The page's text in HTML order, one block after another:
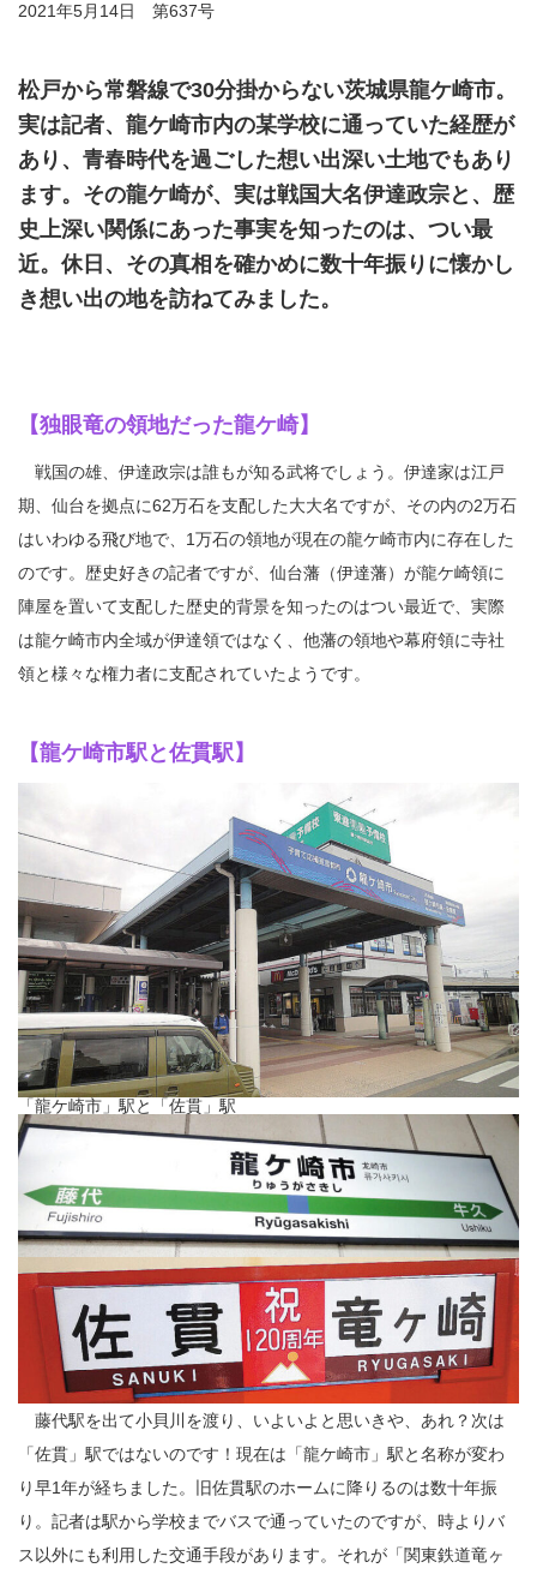
2021年5月14日 第637号
松戸から常磐線で30分掛からない茨城県龍ケ崎市。
実は記者、龍ケ崎市内の某学校に通っていた経歴が
あり、青春時代を過ごした想い出深い土地でもあり
ます。その龍ケ崎が、実は戦国大名伊達政宗と、歴
史上深い関係にあった事実を知ったのは、つい最
近。休日、その真相を確かめに数十年振りに懐かし
き想い出の地を訪ねてみました。
【独眼竜の領地だった龍ケ崎】
戦国の雄、伊達政宗は誰もが知る武将でしょう。伊達家は江戸
期、仙台を拠点に62万石を支配した大大名ですが、その内の2万石
はいわゆる飛び地で、1万石の領地が現在の龍ケ崎市内に存在した
のです。歴史好きの記者ですが、仙台藩（伊達藩）が龍ケ崎領に
陣屋を置いて支配した歴史的背景を知ったのはつい最近で、実際
は龍ケ崎市内全域が伊達領ではなく、他藩の領地や幕府領に寺社
領と様々な権力者に支配されていたようです。
【龍ケ崎市駅と佐貫駅】
「龍ケ崎市」駅と「佐貫」駅
藤代駅を出て小貝川を渡り、いよいよと思いきや、あれ？次は
「佐貫」駅ではないのです！現在は「龍ケ崎市」駅と名称が変わ
り早1年が経ちました。旧佐貫駅のホームに降りるのは数十年振
り。記者は駅から学校までバスで通っていたのですが、時よりバ
ス以外にも利用した交通手段があります。それが「関東鉄道竜ヶ